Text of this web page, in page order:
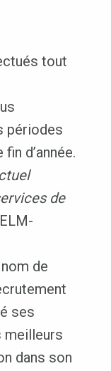
tout
périodes
d’année.
de
de
ses
meilleurs
dans son